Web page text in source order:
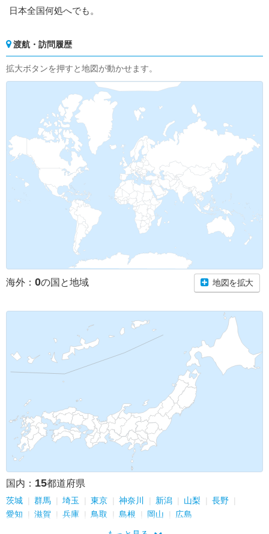
日本全国何処へでも。
渡航・訪問履歴
拡大ボタンを押すと地図が動かせます。
海外： 0の国と地域 地図を拡大
国内： 15都道府県
茨城 群馬 埼玉 東京 神奈川 新潟 山梨
長野
愛知
滋賀 兵庫 鳥取 島根 岡山 広島